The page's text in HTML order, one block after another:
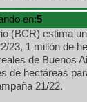
(BCR) estima
23, 1 millón de
de Buenos
de hectáreas
21/22.
en:3